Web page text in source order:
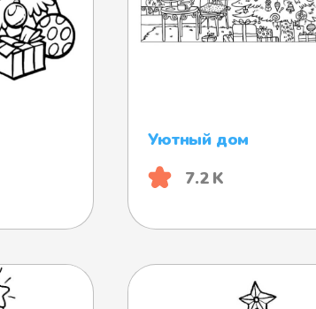
Уютный дом
7.2 K